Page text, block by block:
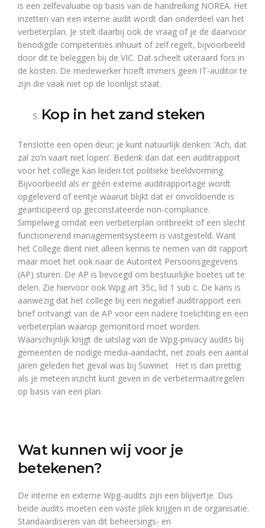
is een zelfevaluatie op basis van de handreiking NOREA. Het
inzetten van een interne audit wordt dan onderdeel van het
verbeterplan. Je stelt daarbij ook de vraag of je de daarvoor
benodigde competenties inhuurt of zelf regelt, bijvoorbeeld
door dit te beleggen bij de VIC. Dat scheelt uiteraard fors in
de kosten. De medewerker hoeft immers geen IT-auditor te
zijn die vaak niet op de loonlijst staat.
Kop in het zand steken
Tenslotte een open deur; je kunt natuurlijk denken: ‘Ach, dat
zal zo’n vaart niet lopen’. Bedenk dan dat een auditrapport
voor het college kan leiden tot politieke beeldvorming.
Bijvoorbeeld als er géén externe auditrapportage wordt
opgeleverd of eentje waaruit blijkt dat er onvoldoende is
geanticipeerd op geconstateerde non-compliance.
Simpelweg omdat een verbeterplan ontbreekt of een slecht
functionerend managementsysteem is vastgesteld. Want
het College dient niet alleen kennis te nemen van dit rapport
maar moet het ook naar de Autoriteit Persoonsgegevens
(AP) sturen. De AP is bevoegd om bestuurlijke boetes uit te
delen. Zie hiervoor ook Wpg art 35c, lid 1 sub c. De kans is
aanwezig dat het college bij een negatief auditrapport een
brief ontvangt van de AP voor een nadere toelichting en een
verbeterplan waarop gemonitord moet worden.
Waarschijnlijk krijgt de uitslag van de Wpg-privacy audits bij
gemeenten de nodige media-aandacht, net zoals een aantal
jaren geleden het geval was bij Suwinet. Het is dan prettig
als je meteen inzicht kunt geven in de verbetermaatregelen
op basis van een plan.
Wat kunnen wij voor je
betekenen?
De interne en externe Wpg-audits zijn een blijvertje. Dus
beide audits moeten een vaste plek krijgen in de organisatie.
Standaardiseren van dit beheersings- en